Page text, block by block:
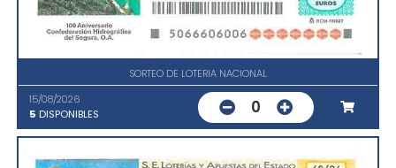
SORTEO DE LOTERIA NACIONAL
15/08/2026
5 DISPONIBLES 0